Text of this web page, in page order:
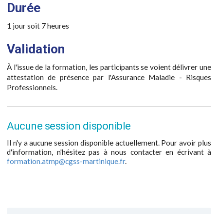
Durée
1 jour soit 7 heures
Validation
À l'issue de la formation, les participants se voient délivrer une
attestation de présence par l'Assurance Maladie - Risques
Professionnels.
Aucune session disponible
Il n'y a aucune session disponible actuellement. Pour avoir plus
d'information, n'hésitez pas à nous contacter en écrivant à
formation.atmp@cgss-martinique.fr.